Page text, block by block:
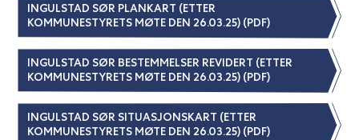
INGULSTAD SØR PLANKART (ETTER
KOMMUNESTYRETS MØTE DEN 26.03.25) (PDF)
INGULSTAD SØR BESTEMMELSER REVIDERT (ETTER
KOMMUNESTYRETS MØTE DEN 26.03.25) (PDF)
INGULSTAD SØR SITUASJONSKART (ETTER
KOMMUNESTYRETS MØTE DEN 26.03.25) (PDF)